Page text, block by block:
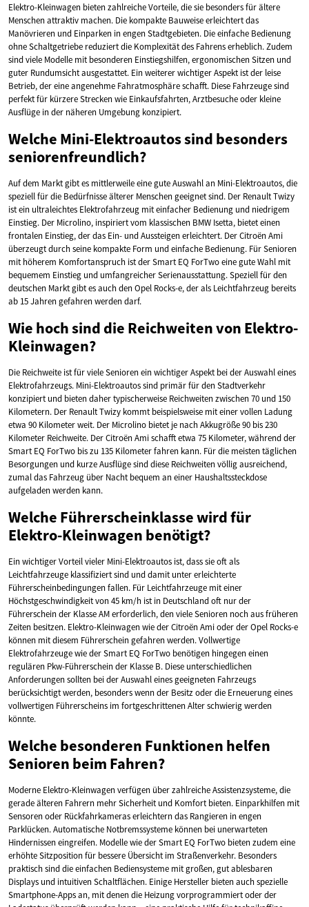
Elektro-Kleinwagen bieten zahlreiche Vorteile, die sie besonders für ältere
Menschen attraktiv machen. Die kompakte Bauweise erleichtert das
Manövrieren und Einparken in engen Stadtgebieten. Die einfache Bedienung
ohne Schaltgetriebe reduziert die Komplexität des Fahrens erheblich. Zudem
sind viele Modelle mit besonderen Einstiegshilfen, ergonomischen Sitzen und
guter Rundumsicht ausgestattet. Ein weiterer wichtiger Aspekt ist der leise
Betrieb, der eine angenehme Fahratmosphäre schafft. Diese Fahrzeuge sind
perfekt für kürzere Strecken wie Einkaufsfahrten, Arztbesuche oder kleine
Ausflüge in der näheren Umgebung konzipiert.
Welche Mini-Elektroautos sind besonders
seniorenfreundlich?
Auf dem Markt gibt es mittlerweile eine gute Auswahl an Mini-Elektroautos, die
speziell für die Bedürfnisse älterer Menschen geeignet sind. Der Renault Twizy
ist ein ultraleichtes Elektrofahrzeug mit einfacher Bedienung und niedrigem
Einstieg. Der Microlino, inspiriert vom klassischen BMW Isetta, bietet einen
frontalen Einstieg, der das Ein- und Aussteigen erleichtert. Der Citroën Ami
überzeugt durch seine kompakte Form und einfache Bedienung. Für Senioren
mit höherem Komfortanspruch ist der Smart EQ ForTwo eine gute Wahl mit
bequemem Einstieg und umfangreicher Serienausstattung. Speziell für den
deutschen Markt gibt es auch den Opel Rocks-e, der als Leichtfahrzeug bereits
ab 15 Jahren gefahren werden darf.
Wie hoch sind die Reichweiten von Elektro-
Kleinwagen?
Die Reichweite ist für viele Senioren ein wichtiger Aspekt bei der Auswahl eines
Elektrofahrzeugs. Mini-Elektroautos sind primär für den Stadtverkehr
konzipiert und bieten daher typischerweise Reichweiten zwischen 70 und 150
Kilometern. Der Renault Twizy kommt beispielsweise mit einer vollen Ladung
etwa 90 Kilometer weit. Der Microlino bietet je nach Akkugröße 90 bis 230
Kilometer Reichweite. Der Citroën Ami schafft etwa 75 Kilometer, während der
Smart EQ ForTwo bis zu 135 Kilometer fahren kann. Für die meisten täglichen
Besorgungen und kurze Ausflüge sind diese Reichweiten völlig ausreichend,
zumal das Fahrzeug über Nacht bequem an einer Haushaltssteckdose
aufgeladen werden kann.
Welche Führerscheinklasse wird für
Elektro-Kleinwagen benötigt?
Ein wichtiger Vorteil vieler Mini-Elektroautos ist, dass sie oft als
Leichtfahrzeuge klassifiziert sind und damit unter erleichterte
Führerscheinbedingungen fallen. Für Leichtfahrzeuge mit einer
Höchstgeschwindigkeit von 45 km/h ist in Deutschland oft nur der
Führerschein der Klasse AM erforderlich, den viele Senioren noch aus früheren
Zeiten besitzen. Elektro-Kleinwagen wie der Citroën Ami oder der Opel Rocks-e
können mit diesem Führerschein gefahren werden. Vollwertige
Elektrofahrzeuge wie der Smart EQ ForTwo benötigen hingegen einen
regulären Pkw-Führerschein der Klasse B. Diese unterschiedlichen
Anforderungen sollten bei der Auswahl eines geeigneten Fahrzeugs
berücksichtigt werden, besonders wenn der Besitz oder die Erneuerung eines
vollwertigen Führerscheins im fortgeschrittenen Alter schwierig werden
könnte.
Welche besonderen Funktionen helfen
Senioren beim Fahren?
Moderne Elektro-Kleinwagen verfügen über zahlreiche Assistenzsysteme, die
gerade älteren Fahrern mehr Sicherheit und Komfort bieten. Einparkhilfen mit
Sensoren oder Rückfahrkameras erleichtern das Rangieren in engen
Parklücken. Automatische Notbremssysteme können bei unerwarteten
Hindernissen eingreifen. Modelle wie der Smart EQ ForTwo bieten zudem eine
erhöhte Sitzposition für bessere Übersicht im Straßenverkehr. Besonders
praktisch sind die einfachen Bediensysteme mit großen, gut ablesbaren
Displays und intuitiven Schaltflächen. Einige Hersteller bieten auch spezielle
Smartphone-Apps an, mit denen die Heizung vorprogrammiert oder der